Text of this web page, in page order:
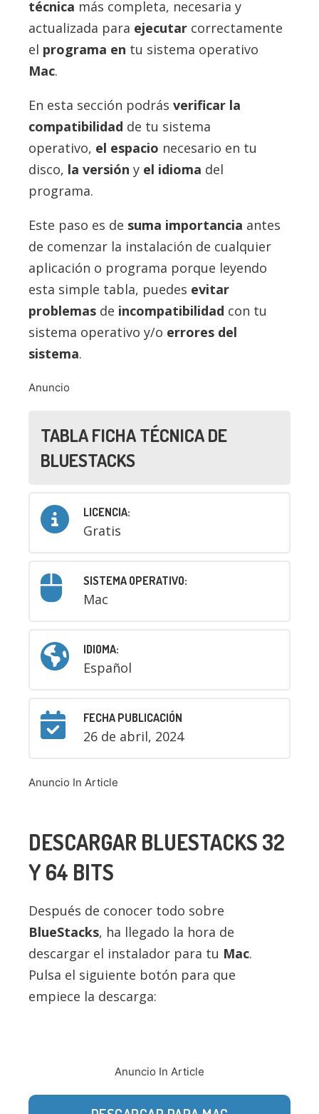
técnica más completa, necesaria y
actualizada para ejecutar correctamente
el programa en tu sistema operativo
Mac.
En esta sección podrás verificar la
compatibilidad de tu sistema
operativo, el espacio necesario en tu
disco, la versión y el idioma del
programa.
Este paso es de suma importancia antes
de comenzar la instalación de cualquier
aplicación o programa porque leyendo
esta simple tabla, puedes evitar
problemas de incompatibilidad con tu
sistema operativo y/o errores del
sistema.
Anuncio
TABLA FICHA TÉCNICA DE
BLUESTACKS
LICENCIA:
Gratis
SISTEMA OPERATIVO:
Mac
IDIOMA:
Español
FECHA PUBLICACIÓN
26 de abril, 2024
Anuncio In Article
DESCARGAR BLUESTACKS 32
Y 64 BITS
Después de conocer todo sobre
BlueStacks, ha llegado la hora de
descargar el instalador para tu Mac.
Pulsa el siguiente botón para que
empiece la descarga:
Anuncio In Article